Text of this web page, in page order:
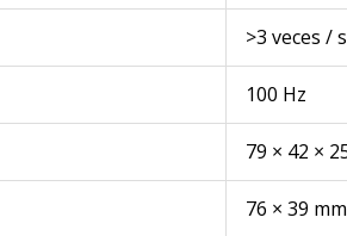
>3 veces /
100 Hz
79 × 42 ×
76 × 39 mm